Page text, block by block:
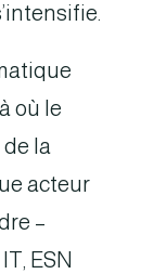
où le
la
acteur
–
ESN